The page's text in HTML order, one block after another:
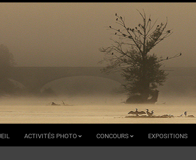
ACTIVITÉS PHOTO CONCOURS EXPOSITIONS